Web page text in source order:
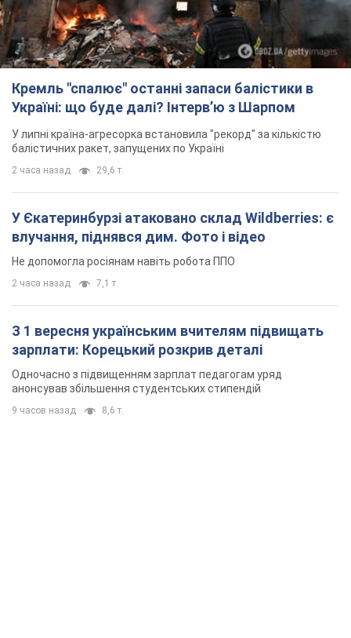
2 часа назад 29,6 т.
У Єкатеринбурзі атаковано склад Wildberries: є
влучання, піднявся дим. Фото і відео
Не допомогла росіянам навіть робота ППО
2 часа назад
З 1 вересня українським вчителям підвищать
зарплати: Корецький розкрив деталі
Одночасно з підвищенням зарплат педагогам уряд
анонсував збільшення студентських стипендій
9 часов назад 8,6 т.